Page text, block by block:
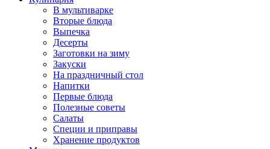
В мультиварке
Вторые блюда
Выпечка
Десерты
Заготовки на зиму
Закуски
На праздничный стол
Напитки
Первые блюда
Полезные советы
Салаты
Специи и приправы
Хранение продуктов